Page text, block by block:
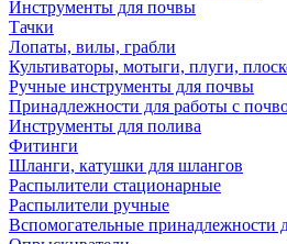
Инструменты для почвы
Тачки
Лопаты, вилы, грабли
Культиваторы, мотыги, плуги,
Ручные инструменты для почвы
Принадлежности для работы с
Инструменты для полива
Фитинги
Шланги, катушки для шлангов
Распылители стационарные
Распылители ручные
Вспомогательные принадлежности